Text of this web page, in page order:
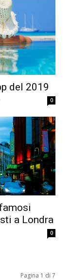
del 2019
0
a Londra
0
Pagina 1 di 7